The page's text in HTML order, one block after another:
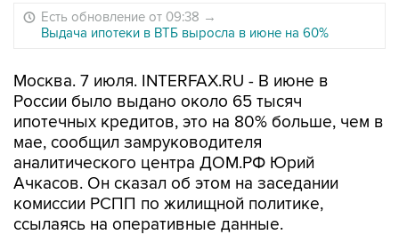
Есть обновление от 09:38 →
Выдача ипотеки в ВТБ выросла в июне на 60%
Москва. 7 июля. INTERFAX.RU - В июне в
России было выдано около 65 тысяч
ипотечных кредитов, это на 80% больше, чем в
мае, сообщил замруководителя
аналитического центра ДОМ.РФ Юрий
Ачкасов. Он сказал об этом на заседании
комиссии РСПП по жилищной политике,
ссылаясь на оперативные данные.